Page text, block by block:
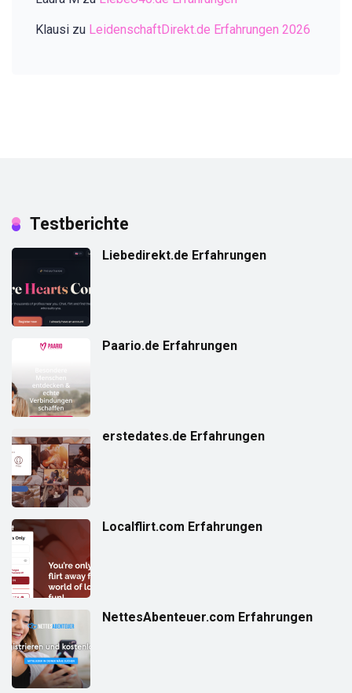
Klausi zu LeidenschaftDirekt.de Erfahrungen 2026
Testberichte
Liebedirekt.de Erfahrungen
Paario.de Erfahrungen
erstedates.de Erfahrungen
Localflirt.com Erfahrungen
NettesAbenteuer.com Erfahrungen